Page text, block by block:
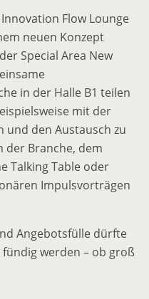
Flow Lounge
neuen Konzept
Special Area New
in der Halle B1 teilen
mit der
und den Austausch zu
der Branche, dem
Talking Table oder
Impulsvorträgen
Angebotsfülle dürfte
werden – ob groß